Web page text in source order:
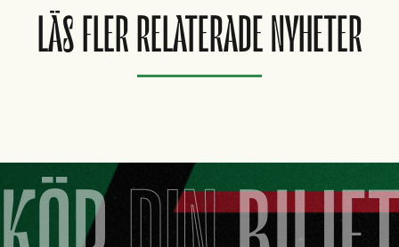
LÄS FLER RELATERADE NYHETER